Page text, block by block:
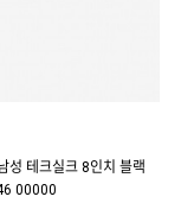
성 테크실크 8인치 블랙
00000